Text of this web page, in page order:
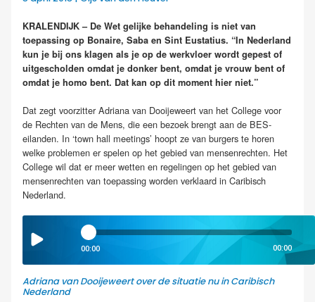
KRALENDIJK – De Wet gelijke behandeling is niet van
toepassing op Bonaire, Saba en Sint Eustatius. “In Nederland
kun je bij ons klagen als je op de werkvloer wordt gepest of
uitgescholden omdat je donker bent, omdat je vrouw bent of
omdat je homo bent. Dat kan op dit moment hier niet.”
Dat zegt voorzitter Adriana van Dooijeweert van het College voor
de Rechten van de Mens, die een bezoek brengt aan de BES-
eilanden. In ‘town hall meetings’ hoopt ze van burgers te horen
welke problemen er spelen op het gebied van mensenrechten. Het
College wil dat er meer wetten en regelingen op het gebied van
mensenrechten van toepassing worden verklaard in Caribisch
Nederland.
00:00 00:00
Adriana van Dooijeweert over de situatie nu in Caribisch
Nederland